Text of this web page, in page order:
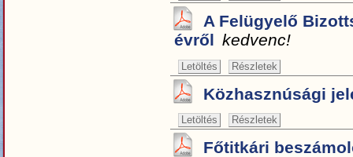
A Felügyelő
évről kedvenc!
Letöltés Részletek
Közhasznúsági
Letöltés Részletek
Főtitkári